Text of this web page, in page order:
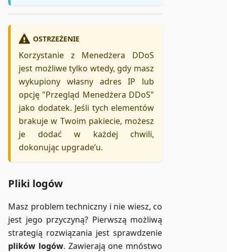
OSTRZEŻENIE
Korzystanie z Menedżera DDoS
jest możliwe tylko wtedy, gdy masz
wykupiony własny adres IP lub
opcję "Przegląd Menedżera DDoS"
jako dodatek. Jeśli tych elementów
brakuje w Twoim pakiecie, możesz
je dodać w każdej chwili,
dokonując upgrade’u.
Pliki logów
Masz problem techniczny i nie wiesz, co
jest jego przyczyną? Pierwszą możliwą
strategią rozwiązania jest sprawdzenie
plików logów. Zawierają one mnóstwo